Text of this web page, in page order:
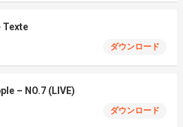
Texte
ダウンロード
– NO.7 (LIVE)
ダウンロード